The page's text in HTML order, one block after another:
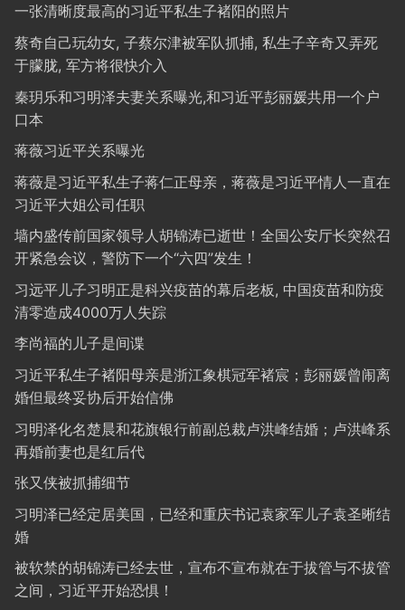
一张清晰度最高的习近平私生子褚阳的照片
蔡奇自己玩幼女, 子蔡尔津被军队抓捕, 私生子辛奇又弄死
于朦胧, 军方将很快介入
秦玥乐和习明泽夫妻关系曝光,和习近平彭丽媛共用一个户
口本
蒋薇习近平关系曝光
蒋薇是习近平私生子蒋仁正母亲，蒋薇是习近平情人一直在
习近平大姐公司任职
墙内盛传前国家领导人胡锦涛已逝世！全国公安厅长突然召
开紧急会议，警防下一个“六四”发生！
习远平儿子习明正是科兴疫苗的幕后老板, 中国疫苗和防疫
清零造成4000万人失踪
李尚福的儿子是间谍
习近平私生子褚阳母亲是浙江象棋冠军褚宸；彭丽媛曾闹离
婚但最终妥协后开始信佛
习明泽化名楚晨和花旗银行前副总裁卢洪峰结婚；卢洪峰系
再婚前妻也是红后代
张又侠被抓捕细节
习明泽已经定居美国，已经和重庆书记袁家军儿子袁圣晰结
婚
被软禁的胡锦涛已经去世，宣布不宣布就在于拔管与不拔管
之间，习近平开始恐惧！